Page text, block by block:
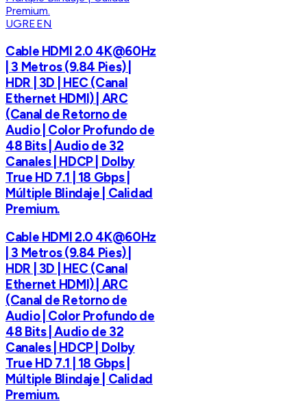
UGREEN
Cable HDMI 2.0 4K@60Hz
| 3 Metros (9.84 Pies) |
HDR | 3D | HEC (Canal
Ethernet HDMI) | ARC
(Canal de Retorno de
Audio | Color Profundo de
48 Bits | Audio de 32
Canales | HDCP | Dolby
True HD 7.1 | 18 Gbps |
Múltiple Blindaje | Calidad
Premium.
Cable HDMI 2.0 4K@60Hz
| 3 Metros (9.84 Pies) |
HDR | 3D | HEC (Canal
Ethernet HDMI) | ARC
(Canal de Retorno de
Audio | Color Profundo de
48 Bits | Audio de 32
Canales | HDCP | Dolby
True HD 7.1 | 18 Gbps |
Múltiple Blindaje | Calidad
Premium.